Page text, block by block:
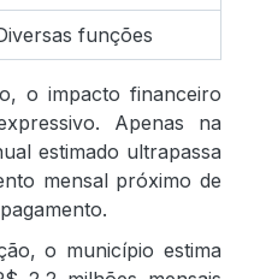
funções
o impacto financeiro
Apenas na
estimado ultrapassa
mensal próximo de
o município estima